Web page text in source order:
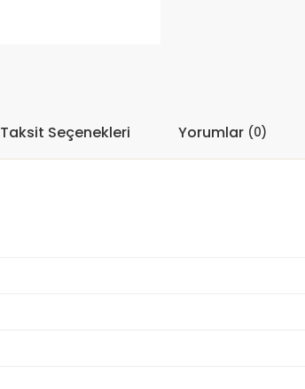
Taksit Seçenekleri Yorumlar (0)